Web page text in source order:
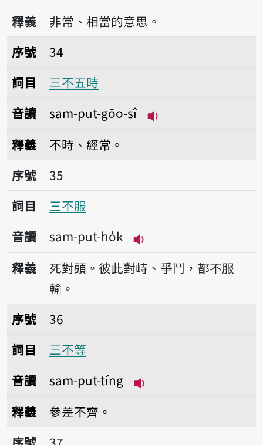
播放音讀put-tsí-á
釋義
非常、相當的意思。
序號34三不五時
序號
34
詞目
三不五時
音讀
sam-put-gōo-sî
釋義
不時、經常。
序號35三不服
序號
35
詞目
三不服
音讀
sam-put-ho̍k
播放音讀sam-put-ho̍k
釋義
死對頭。彼此對峙、爭鬥，都不服
輸。
序號36三不等
序號
36
詞目
三不等
音讀
sam-put-tíng
釋義
參差不齊。
序號37誓不兩立